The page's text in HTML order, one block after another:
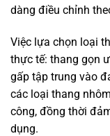
dàng điều chỉnh
Việc lựa chọn loại
thực tế: thang gọn
gấp tập trung vào
các loại thang
công, đồng thời
dụng.